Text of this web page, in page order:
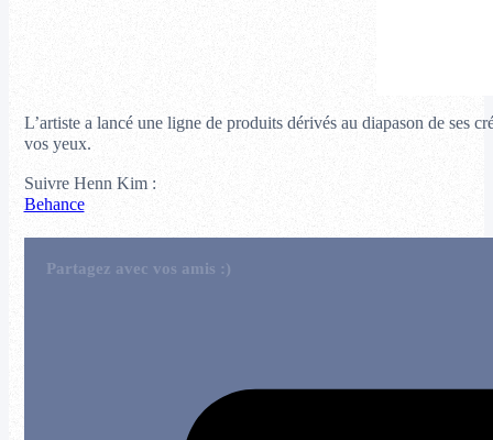
L’artiste a lancé une ligne de produits dérivés au diapason de ses
vos yeux.
Suivre Henn Kim :
Behance
Partagez avec vos amis :)